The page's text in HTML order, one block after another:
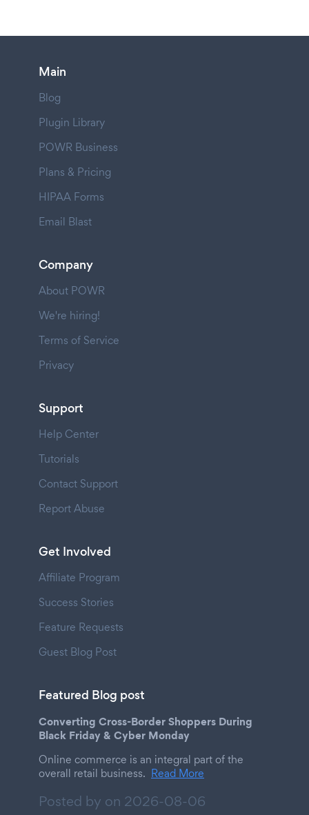
Main
Blog
Plugin Library
POWR Business
Plans & Pricing
HIPAA Forms
Email Blast
Company
About POWR
We're hiring!
Terms of Service
Privacy
Support
Help Center
Tutorials
Contact Support
Report Abuse
Get Involved
Affiliate Program
Success Stories
Feature Requests
Guest Blog Post
Featured Blog post
Converting Cross-Border Shoppers During
Black Friday & Cyber Monday
Online commerce is an integral part of the
overall retail business. Read More
Posted by on 2026-08-06